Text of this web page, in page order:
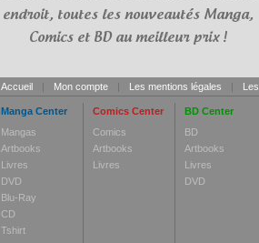
endroit, toutes les nouveautés Manga,
Comics et BD au meilleur prix !
Accueil | Mon compte | Les mentions légales |
Manga Center
Mangas
Artbooks
Livres
DVD
Blu-Ray
CD
Tshirt
Comics Center
Comics
Artbooks
Livres
BD Center
BD
Artbooks
Livres
DVD